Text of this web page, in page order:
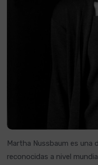
Martha Nussbaum es
reconocidas a nivel